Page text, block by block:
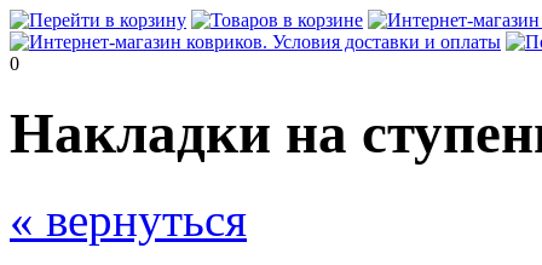
0
Накладки на
« вернуться